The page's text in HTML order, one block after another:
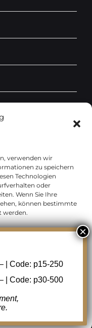
verwenden wir
zu speichern
Technologien
oder
Wenn Sie Ihre
können bestimmte
werden.
| All Rights
Standards |
| Code: p15-250
| Code: p30-500